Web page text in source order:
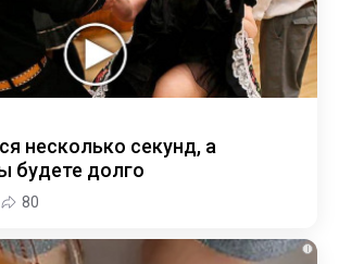
несколько секунд, а
будете долго
80
i